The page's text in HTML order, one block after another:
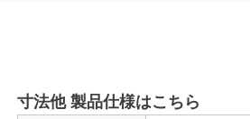
寸法他 製品仕様はこちら